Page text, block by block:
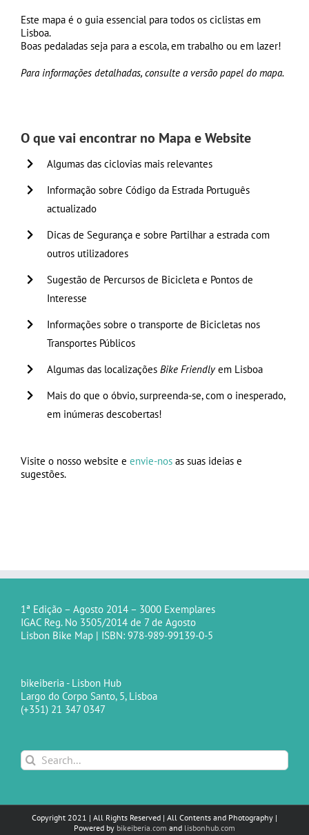
Este mapa é o guia essencial para todos os ciclistas em
Lisboa.
Boas pedaladas seja para a escola, em trabalho ou em lazer!
Para informações detalhadas, consulte a versão papel do mapa.
O que vai encontrar no Mapa e Website
Algumas das ciclovias mais relevantes
Informação sobre Código da Estrada Português
actualizado
Dicas de Segurança e sobre Partilhar a estrada com
outros utilizadores
Sugestão de Percursos de Bicicleta e Pontos de
Interesse
Informações sobre o transporte de Bicicletas nos
Transportes Públicos
Algumas das localizaçõesBike Friendlyem Lisboa
Mais do que o óbvio, surpreenda-se, com o inesperado,
em inúmeras descobertas!
Visite o nosso website e envie-nos as suas ideias e
sugestões.
1ª Edição – Agosto 2014 – 3000 Exemplares
IGAC Reg. No 3505/2014 de 7 de Agosto
Lisbon Bike Map | ISBN: 978-989-99139-0-5
bikeiberia - Lisbon Hub
Largo do Corpo Santo, 5, Lisboa
(+351) 21 347 0347
Search
for:
Copyright 2021 | All Rights Reserved | All Contents and Photography |
Powered by bikeiberia.com and lisbonhub.com